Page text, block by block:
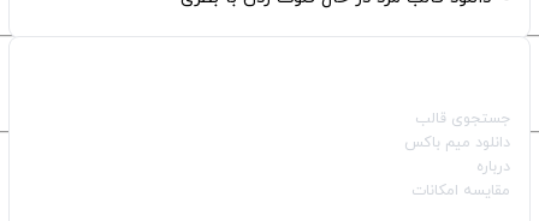
جستجوی قالب
دانلود میم باکس
درباره
مقایسه امکانات